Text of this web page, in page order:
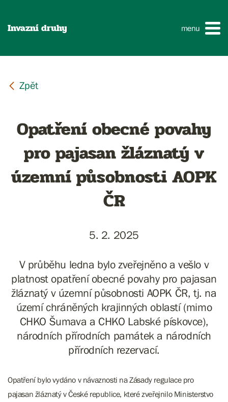
Invazní druhy menu
Opatření obecné povahy
pro pajasan žláznatý v
územní působnosti AOPK
ČR
5. 2. 2025
V průběhu ledna bylo zveřejněno a vešlo v
platnost opatření obecné povahy pro pajasan
žláznatý v územní působnosti AOPK ČR, tj. na
území chráněných krajinných oblastí (mimo
CHKO Šumava a CHKO Labské pískovce),
národních přírodních památek a národních
přírodních rezervací.
Opatření bylo vydáno v návaznosti na Zásady regulace pro
pajasan žláznatý v České republice, které zveřejnilo Ministerstvo